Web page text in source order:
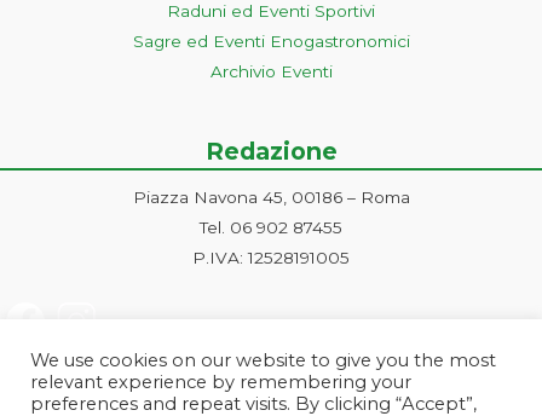
Raduni ed Eventi Sportivi
Sagre ed Eventi Enogastronomici
Archivio Eventi
Redazione
Piazza Navona 45, 00186 – Roma
Tel. 06 902 87455
P.IVA: 12528191005
We use cookies on our website to give you the most
relevant experience by remembering your
preferences and repeat visits. By clicking “Accept”,